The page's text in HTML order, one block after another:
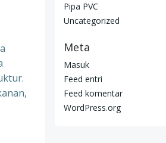
Pipa PVC
Uncategorized
Meta
Masuk
Feed entri
Feed komentar
WordPress.org